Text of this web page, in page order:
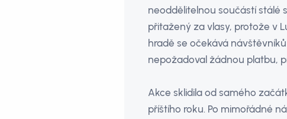
neoddělitelnou součástí stálé
přitažený za vlasy, protože v
hradě se očekává
nepožadoval žádnou platbu,
Akce sklidila od samého
příštího roku. Po mimořádné